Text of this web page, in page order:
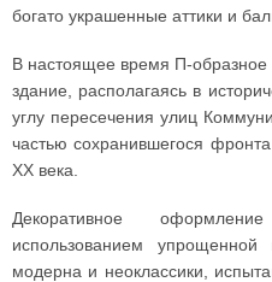
богато украшенные аттики и
В настоящее время П-образное
здание, располагаясь в
углу пересечения улиц
частью сохранившегося
XX века.
Декоративное
использованием упрощенной
модерна и неоклассики,